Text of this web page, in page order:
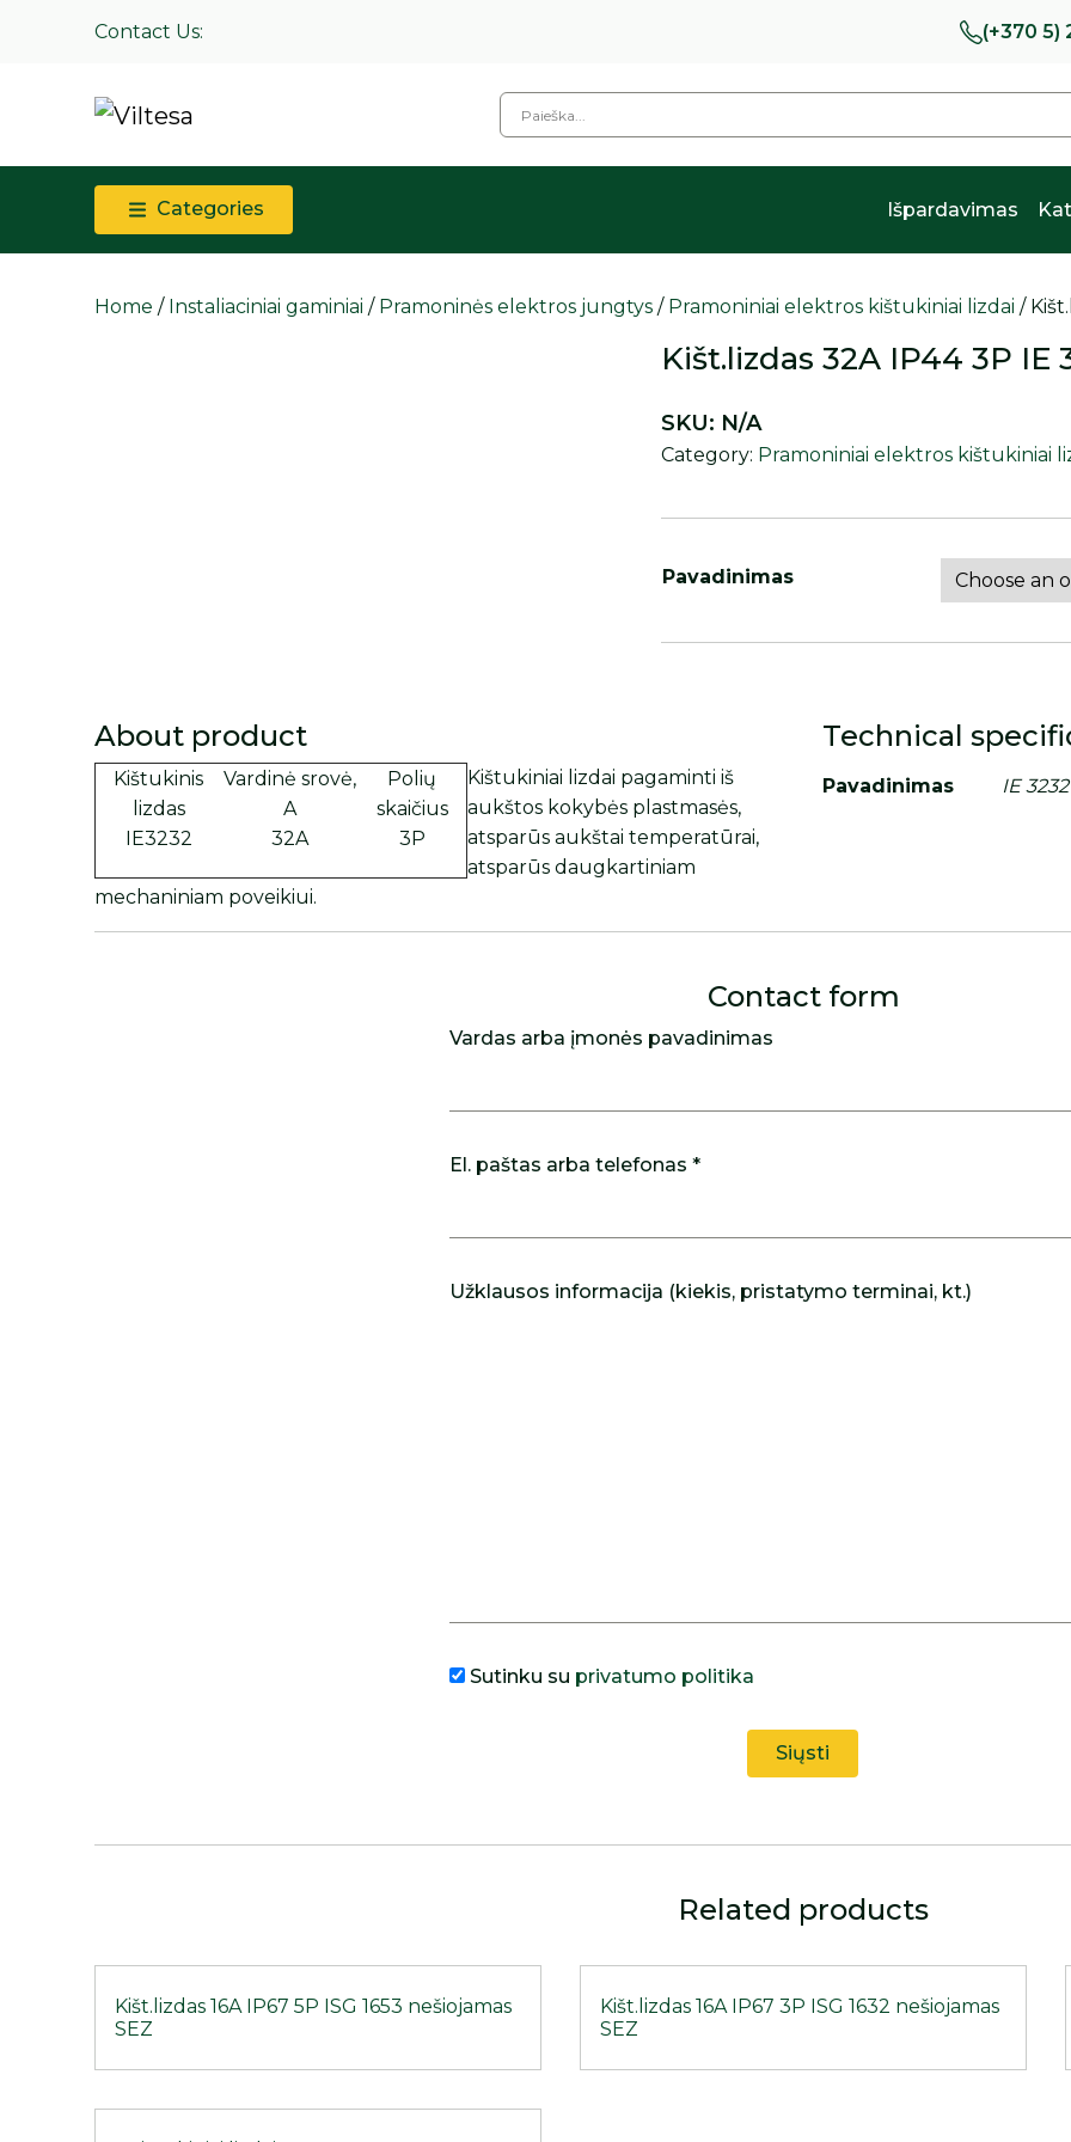
Contact Us: (+370 5)
Categories Išpardavimas
Home / Instaliaciniai gaminiai / Pramoninės elektros jungtys / Pramoniniai elektros kištukiniai lizdai /
Kišt.lizdas 32A IP44 3P IE
Pavadinimas
SKU: N/A
Category: Pramoniniai elektros kištukiniai
About product
Kištukinis
lizdas
Vardinė srovė,
A
Polių
skaičius
IE3232
32A 3P
Kištukiniai lizdai pagaminti iš
aukštos kokybės plastmasės,
atsparūs aukštai temperatūrai,
atsparūs daugkartiniam
mechaniniam poveikiui.
Technical
Pavadinimas IE 3232
Contact form
Vardas arba įmonės pavadinimas
El. paštas arba telefonas *
Užklausos informacija (kiekis, pristatymo terminai, kt.)
Sutinku su privatumo politika
Related products
Kišt.lizdas 16A IP67 5P ISG 1653 nešiojamas
SEZ
Kišt.lizdas 16A IP67 3P ISG 1632 nešiojamas
SEZ